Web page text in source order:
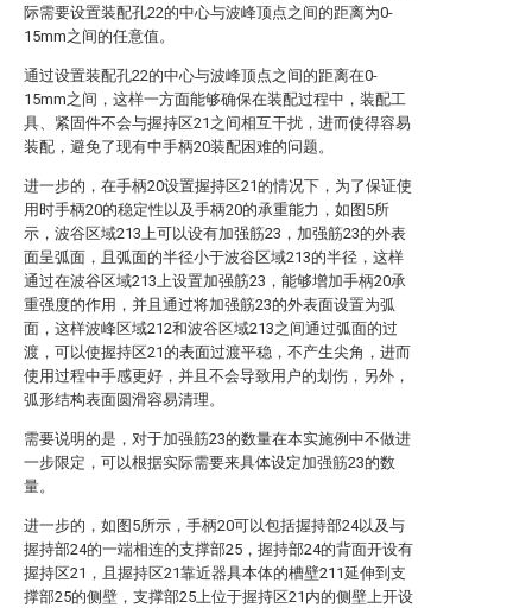
际需要设置装配孔22的中心与波峰顶点之间的距离为0-
15mm之间的任意值。
通过设置装配孔22的中心与波峰顶点之间的距离在0-
15mm之间，这样一方面能够确保在装配过程中，装配工
具、紧固件不会与握持区21之间相互干扰，进而使得容易
装配，避免了现有中手柄20装配困难的问题。
进一步的，在手柄20设置握持区21的情况下，为了保证使
用时手柄20的稳定性以及手柄20的承重能力，如图5所
示，波谷区域213上可以设有加强筋23，加强筋23的外表
面呈弧面，且弧面的半径小于波谷区域213的半径，这样
通过在波谷区域213上设置加强筋23，能够增加手柄20承
重强度的作用，并且通过将加强筋23的外表面设置为弧
面，这样波峰区域212和波谷区域213之间通过弧面的过
渡，可以使握持区21的表面过渡平稳，不产生尖角，进而
使用过程中手感更好，并且不会导致用户的划伤，另外，
弧形结构表面圆滑容易清理。
需要说明的是，对于加强筋23的数量在本实施例中不做进
一步限定，可以根据实际需要来具体设定加强筋23的数
量。
进一步的，如图5所示，手柄20可以包括握持部24以及与
握持部24的一端相连的支撑部25，握持部24的背面开设有
握持区21，且握持区21靠近器具本体的槽壁211延伸到支
撑部25的侧壁，支撑部25上位于握持区21内的侧壁上开设